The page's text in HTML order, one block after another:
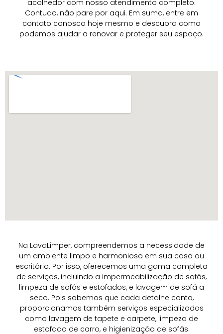
acolhedor com nosso atendimento completo.
Contudo, não pare por aqui. Em suma, entre em
contato conosco hoje mesmo e descubra como
podemos ajudar a renovar e proteger seu espaço.
Na LavaLimper, compreendemos a necessidade de
um ambiente limpo e harmonioso em sua casa ou
escritório. Por isso, oferecemos uma gama completa
de serviços, incluindo a impermeabilização de sofás,
limpeza de sofás e estofados, e lavagem de sofá a
seco. Pois sabemos que cada detalhe conta,
proporcionamos também serviços especializados
como lavagem de tapete e carpete, limpeza de
estofado de carro, e higienização de sofás.